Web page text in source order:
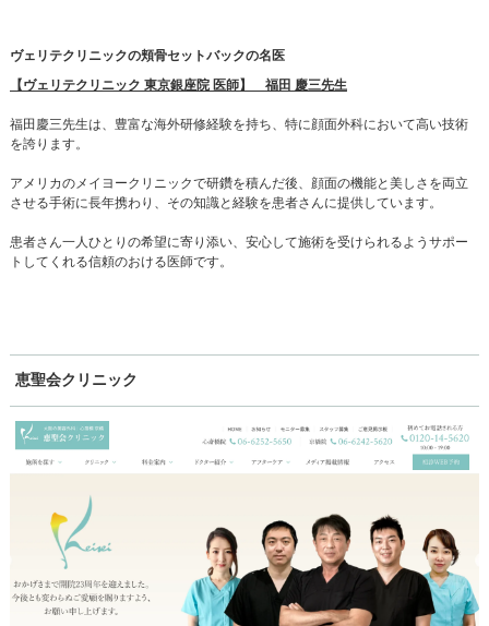
ヴェリテクリニックの頬骨セットバックの名医
【ヴェリテクリニック 東京銀座院 医師】 福田 慶三先生
福田慶三先生は、豊富な海外研修経験を持ち、特に顔面外科において高い技術
を誇ります。
アメリカのメイヨークリニックで研鑽を積んだ後、顔面の機能と美しさを両立
させる手術に長年携わり、その知識と経験を患者さんに提供しています。
患者さん一人ひとりの希望に寄り添い、安心して施術を受けられるようサポー
トしてくれる信頼のおける医師です。
恵聖会クリニック